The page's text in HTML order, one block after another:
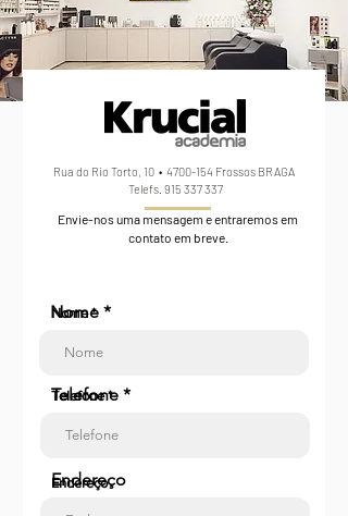
Envie-nos uma mensagem e entraremos em
contato em breve.
Rua do Rio Torto, 10 • 4700-154 Frossos BRAGA
Telefs. 915 337 337
Nome
Nome *
Telefone
Telefone *
Endereço
Endereço